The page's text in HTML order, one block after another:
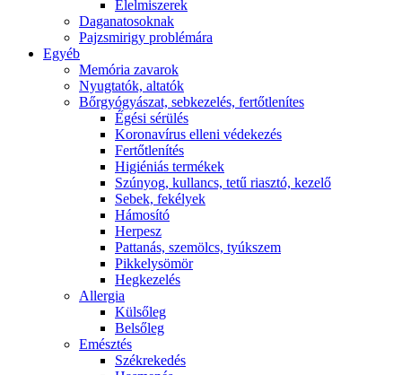
É́lelmiszerek
Daganatosoknak
Pajzsmirigy problémára
Egyéb
Memória zavarok
Nyugtatók, altatók
Bőrgyógyászat, sebkezelés, fertőtlenítes
É́gési sérülés
Koronavírus elleni védekezés
Fertőtlenítés
Higiéniás termékek
Szúnyog, kullancs, tetű riasztó, kezelő
Sebek, fekélyek
Hámosító
Herpesz
Pattanás, szemölcs, tyúkszem
Pikkelysömör
Hegkezelés
Allergia
Külsőleg
Belsőleg
Emésztés
Székrekedés